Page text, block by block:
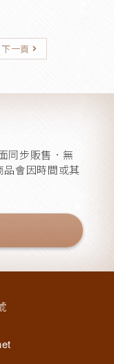
下一頁
套
8
同步販售．無
會因時間或其